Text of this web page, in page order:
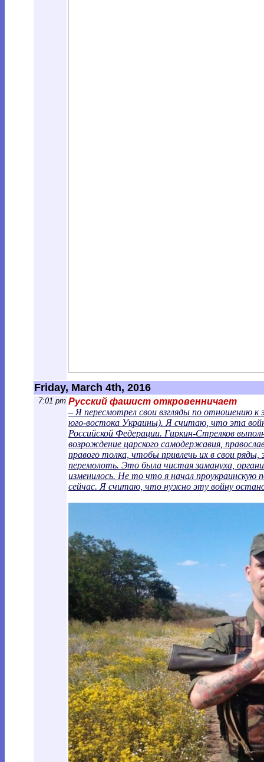
Friday, March 4th, 2016
7:01 pm Русский фашист откровенничает
– Я пересмотрел свои взгляды по отношению
юго-востока Украины). Я считаю, что эта
Российской Федерации. Гиркин-Стрелков
возрождение царского самодержавия,
правого толка, чтобы привлечь их в свои
перемолоть. Это была чистая замануха,
изменилось. Не то что я начал
сейчас. Я считаю, что нужно эту войну